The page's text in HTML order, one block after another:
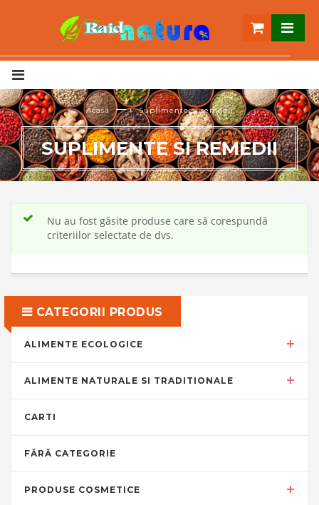
Acasă — › Suplimente si remedii
SUPLIMENTE SI REMEDII
Nu au fost găsite produse care să corespundă
criteriilor selectate de dvs.
CATEGORII PRODUS
ALIMENTE ECOLOGICE
ALIMENTE NATURALE SI TRADITIONALE
CARTI
FĂRĂ CATEGORIE
PRODUSE COSMETICE